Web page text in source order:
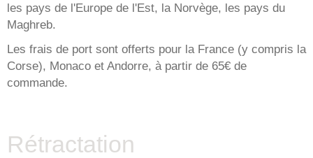
les pays de l'Europe de l'Est, la Norvège, les pays du
Maghreb.
Les frais de port sont offerts pour la France (y compris la
Corse), Monaco et Andorre, à partir de 65€ de
commande.
Rétractation